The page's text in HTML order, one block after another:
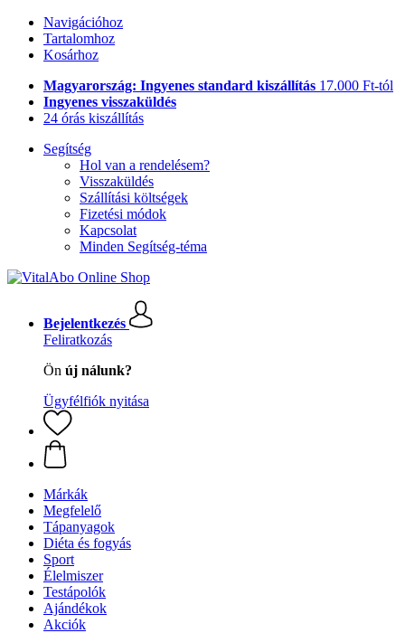
Navigációhoz
Tartalomhoz
Kosárhoz
Magyarország: Ingyenes standard kiszállítás 17.000 Ft-tól
Ingyenes visszaküldés
24 órás kiszállítás
Segítség
Hol van a rendelésem?
Visszaküldés
Szállítási költségek
Fizetési módok
Kapcsolat
Minden Segítség-téma
Bejelentkezés
Feliratkozás
Ön új nálunk?
Ügyfélfiók nyitása
Márkák
Megfelelő
Tápanyagok
Diéta és fogyás
Sport
Élelmiszer
Testápolók
Ajándékok
Akciók